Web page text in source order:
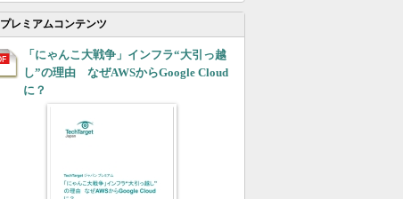
プレミアムコンテンツ
「にゃんこ大戦争」インフラ“大引っ越
し”の理由 なぜAWSからGoogle Cloud
に？